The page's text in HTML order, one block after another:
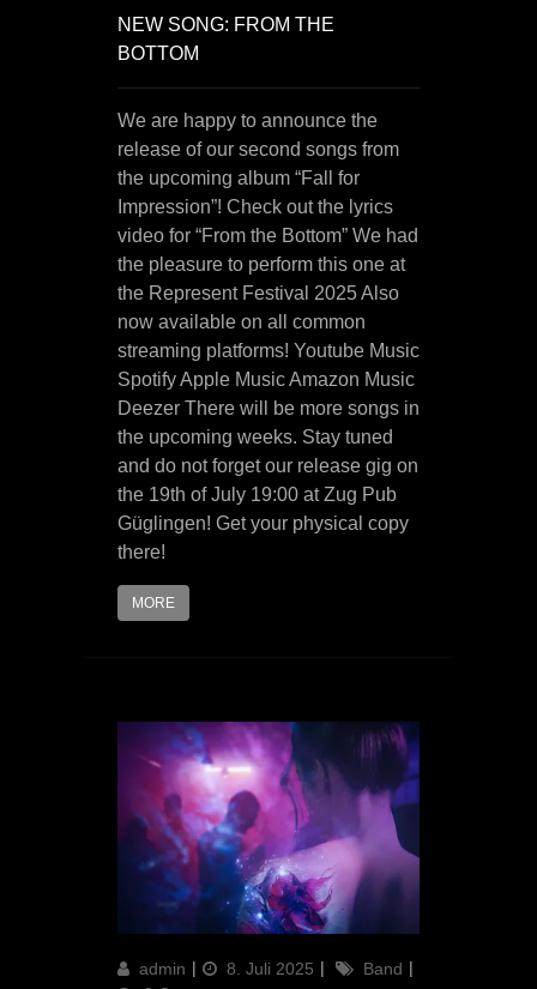
NEW SONG: FROM THE
BOTTOM
We are happy to announce the
release of our second songs from
the upcoming album “Fall for
Impression”! Check out the lyrics
video for “From the Bottom” We had
the pleasure to perform this one at
the Represent Festival 2025 Also
now available on all common
streaming platforms! Youtube Music
Spotify Apple Music Amazon Music
Deezer There will be more songs in
the upcoming weeks. Stay tuned
and do not forget our release gig on
the 19th of July 19:00 at Zug Pub
Güglingen! Get your physical copy
there!
MORE
Author
admin
Updated
8. Juli 2025 Categories
Band